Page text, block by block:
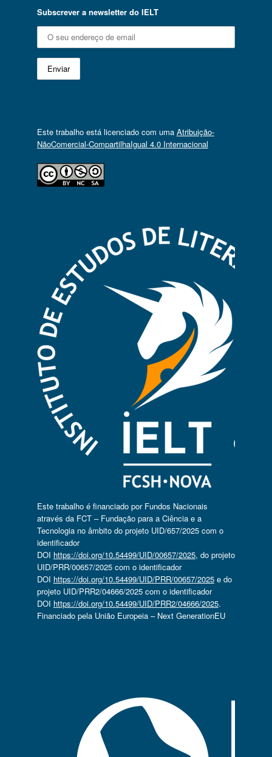
Subscrever a newsletter do IELT
Este trabalho está licenciado com uma Atribuição-
NãoComercial-CompartilhaIgual 4.0 Internacional
Este trabalho é financiado por Fundos Nacionais
através da FCT – Fundação para a Ciência e a
Tecnologia no âmbito do projeto UID/657/2025 com o
identificador
DOI https://doi.org/10.54499/UID/00657/2025, do projeto
UID/PRR/00657/2025 com o identificador
DOI https://doi.org/10.54499/UID/PRR/00657/2025e do
projeto UID/PRR2/04666/2025 com o identificador
DOI https://doi.org/10.54499/UID/PRR2/04666/2025.
Financiado pela União Europeia – Next GenerationEU